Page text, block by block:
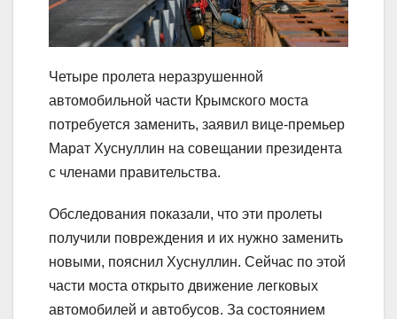
Четыре пролета неразрушенной
автомобильной части Крымского моста
потребуется заменить, заявил вице-премьер
Марат Хуснуллин на совещании президента
с членами правительства.
Обследования показали, что эти пролеты
получили повреждения и их нужно заменить
новыми, пояснил Хуснуллин. Сейчас по этой
части моста открыто движение легковых
автомобилей и автобусов. За состоянием